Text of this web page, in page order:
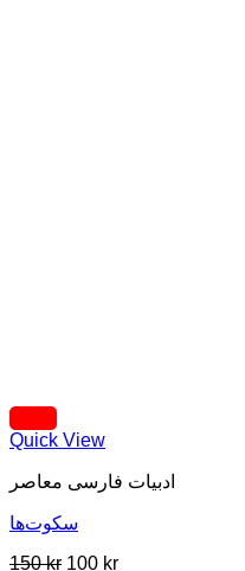
Quick View
ادبيات فارسی معاصر
سکوت‌ها
150kr Original
100 krCurrent